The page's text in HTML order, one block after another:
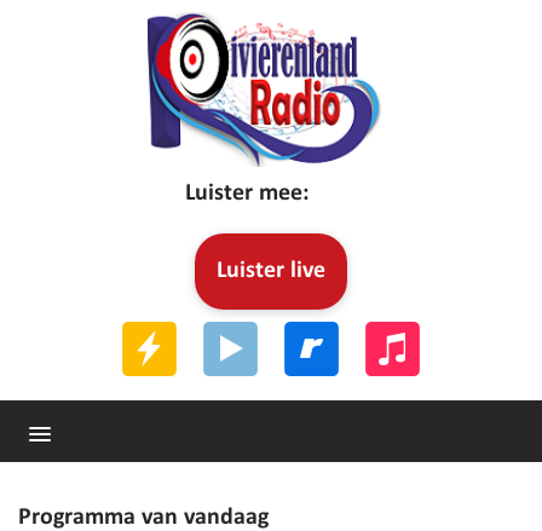
Luister mee:
Luister live
Programma van vandaag